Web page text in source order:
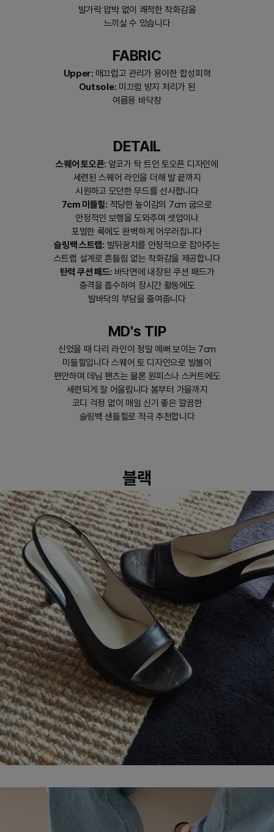
발가락 압박 없이 쾌적한 착화감을
느끼실 수 있습니다
FABRIC
Upper: 매끄럽고 관리가 용이한 합성피혁
Outsole: 미끄럼 방지 처리가 된
여름용 바닥창
DETAIL
스퀘어 토오픈: 앞코가 탁 트인 토오픈 디자인에
세련된 스퀘어 라인을 더해 발 끝까지
시원하고 모던한 무드를 선사합니다
7cm 미들힐: 적당한 높이감의 7cm 굽으로
안정적인 보행을 도와주며 셋업이나
포멀한 룩에도 완벽하게 어우러집니다
슬링백 스트랩: 발뒤꿈치를 안정적으로 잡아주는
스트랩 설계로 흔들림 없는 착화감을 제공합니다
탄력 쿠션 패드: 바닥면에 내장된 쿠션 패드가
충격을 흡수하여 장시간 활동에도
발바닥의 부담을 줄여줍니다
MD's TIP
신었을 때 다리 라인이 정말 예뻐 보이는 7cm
미들힐입니다 스퀘어 토 디자인으로 발볼이
편안하며 데님 팬츠는 물론 원피스나 스커트에도
세련되게 잘 어울립니다 봄부터 가을까지
코디 걱정 없이 매일 신기 좋은 깔끔한
슬링백 샌들힐로 적극 추천합니다
블랙